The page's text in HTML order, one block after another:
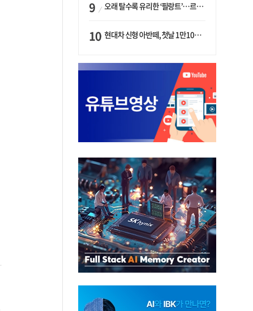
오래 탈수록 유리한 ‘필랑트’…르노코리아, 5년 뒤 잔존가치 53% 보장
현대차 신형 아반떼, 첫날 1만1094대 계약…역대 최고치 경신